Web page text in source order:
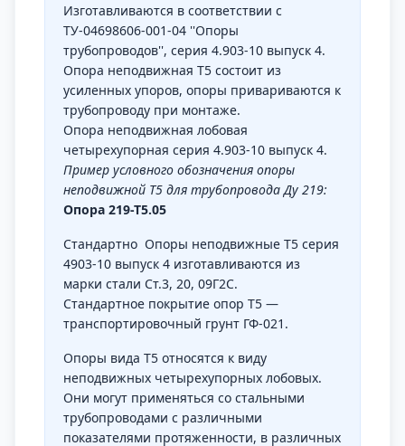
Изготавливаются в соответствии с
ТУ-04698606-001-04 ''Опоры
трубопроводов'', серия 4.903-10 выпуск 4.
Опора неподвижная Т5 состоит из
усиленных упоров, опоры привариваются к
трубопроводу при монтаже.
Опора неподвижная лобовая
четырехупорная серия 4.903-10 выпуск 4.
Пример условного обозначения опоры
неподвижной Т5 для трубопровода Ду 219:
Опора 219-Т5.05
Стандартно Опоры неподвижные Т5 серия
4903-10 выпуск 4 изготавливаются из
марки стали Ст.3, 20, 09Г2С.
Стандартное покрытие опор Т5 —
транспортировочный грунт ГФ-021.
Опоры вида Т5 относятся к виду
неподвижных четырехупорных лобовых.
Они могут применяться со стальными
трубопроводами с различными
показателями протяженности, в различных